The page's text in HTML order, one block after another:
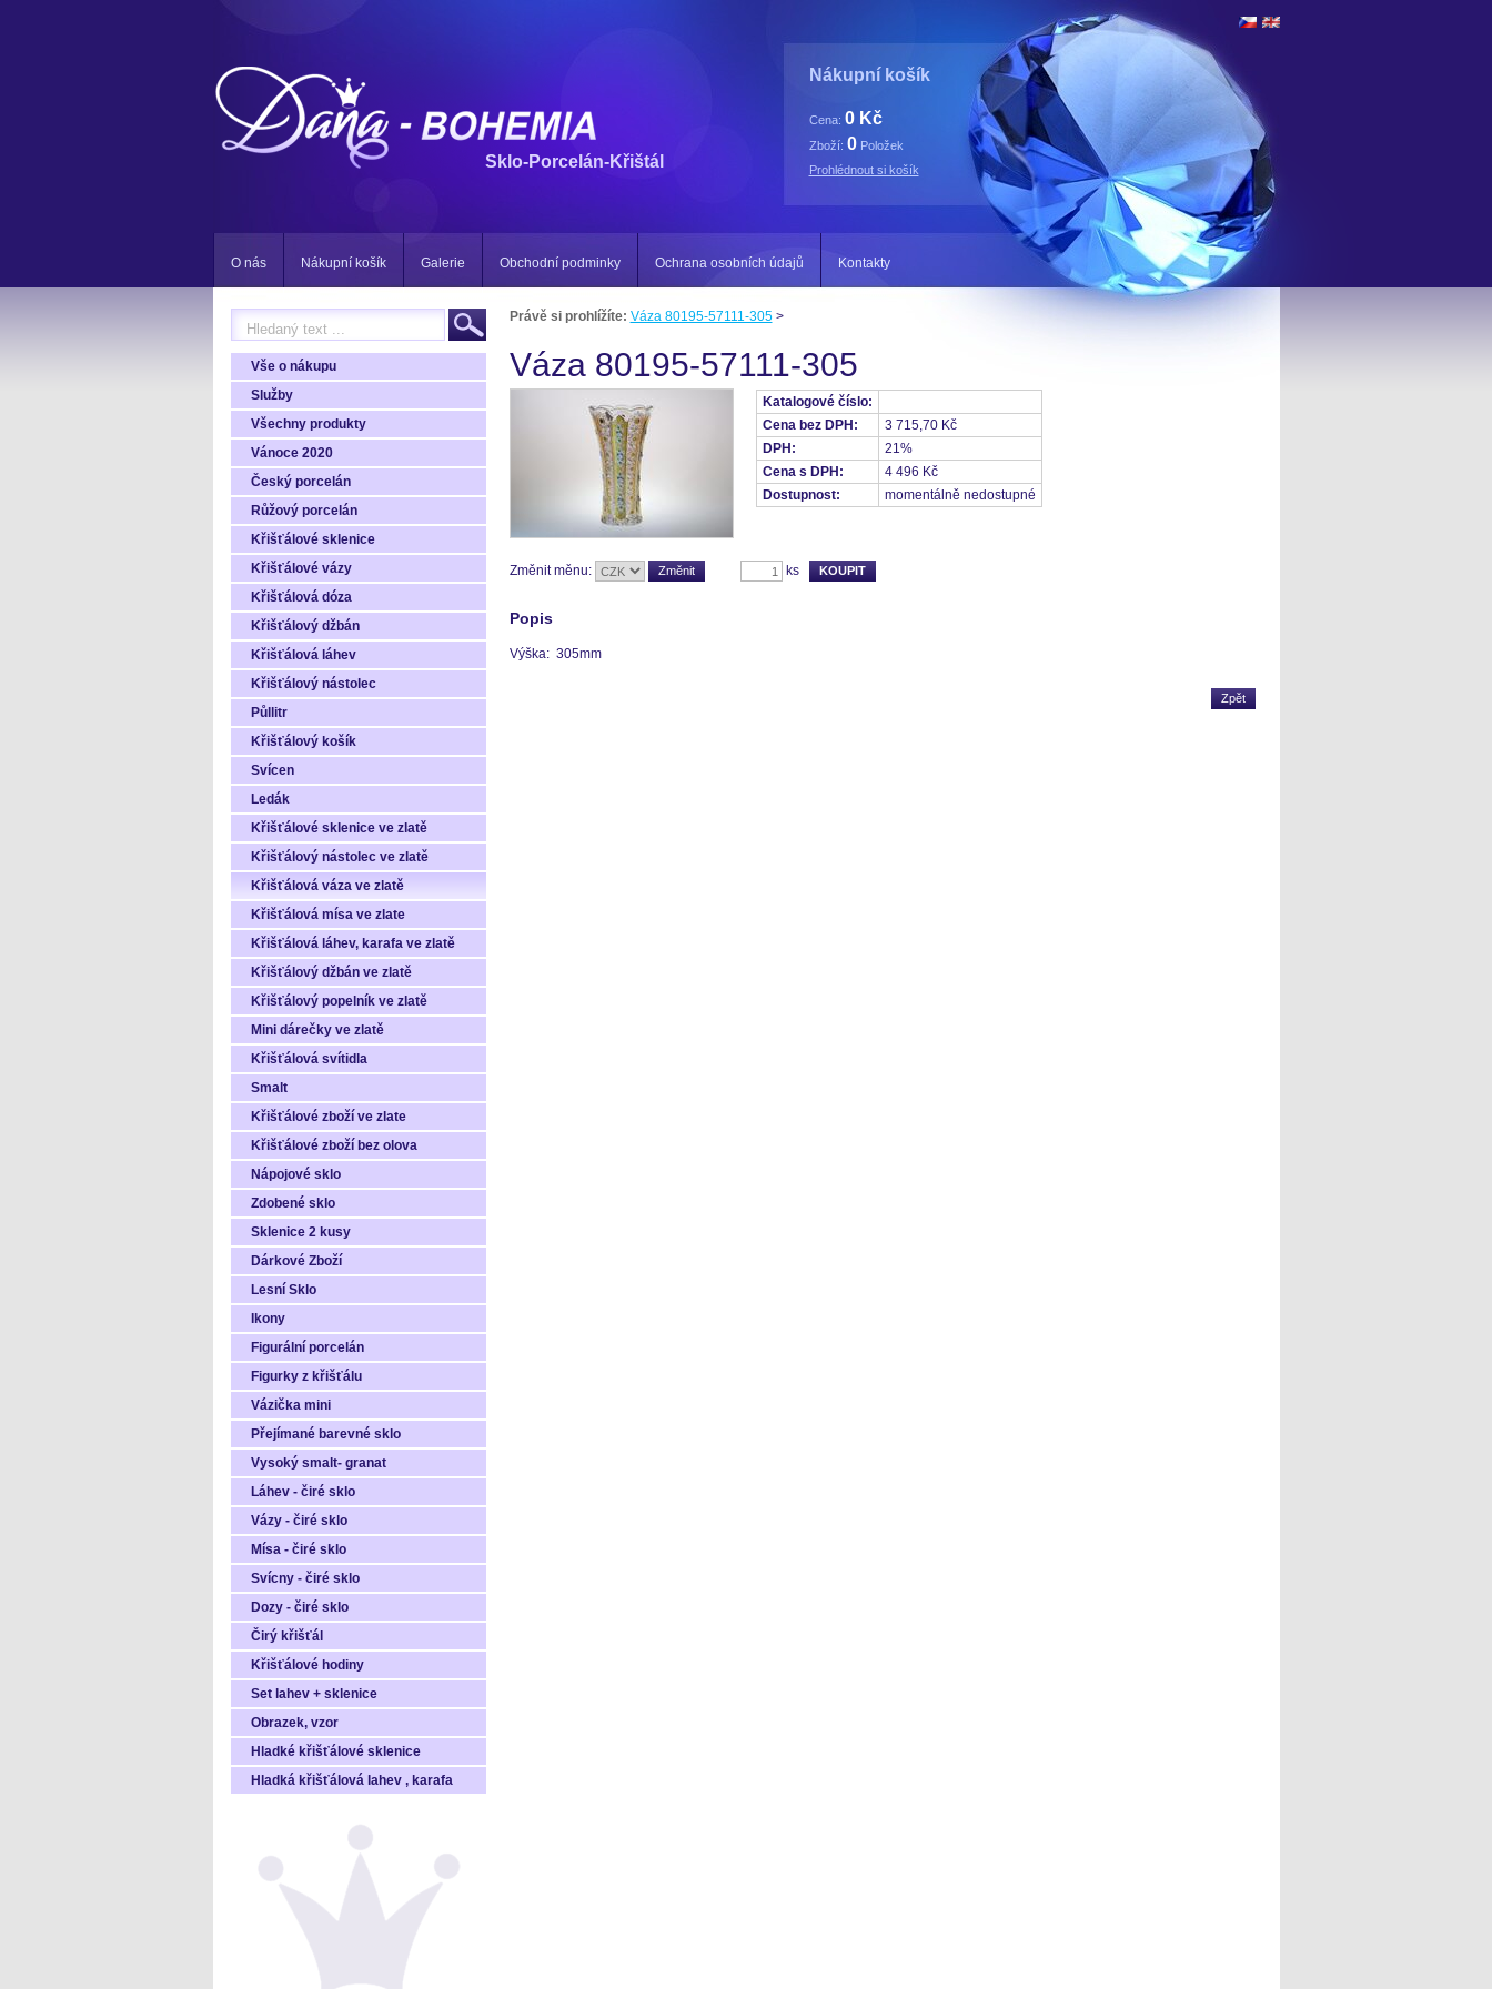
Sklo-Porcelán-Křištál
Nákupní košík
Cena: 0 Kč
Zboží: 0Položek
Prohlédnout si košík
O nás Nákupní košík Galerie Obchodní podminky Ochrana osobních údajů Kontakty
Vše o nákupu
Služby
Všechny produkty
Vánoce 2020
Český porcelán
Růžový porcelán
Křišťálové sklenice
Křišťálové vázy
Křišťálová dóza
Křišťálový džbán
Křišťálová láhev
Křišťálový nástolec
Půllitr
Křišťálový košík
Svícen
Ledák
Křišťálové sklenice ve zlatě
Křišťálový nástolec ve zlatě
Křišťálová váza ve zlatě
Křišťálová mísa ve zlate
Křišťálová láhev, karafa ve zlatě
Křišťálový džbán ve zlatě
Křišťálový popelník ve zlatě
Mini dárečky ve zlatě
Křišťálová svítidla
Smalt
Křišťálové zboží ve zlate
Křišťálové zboží bez olova
Nápojové sklo
Zdobené sklo
Sklenice 2 kusy
Dárkové Zboží
Lesní Sklo
Ikony
Figurální porcelán
Figurky z křišťálu
Vázička mini
Přejímané barevné sklo
Vysoký smalt- granat
Láhev - čiré sklo
Vázy - čiré sklo
Mísa - čiré sklo
Svícny - čiré sklo
Dozy - čiré sklo
Čirý křišťál
Křišťálové hodiny
Set lahev + sklenice
Obrazek, vzor
Hladké křišťálové sklenice
Hladká křišťálová lahev , karafa
Právě si prohlížíte: Váza 80195-57111-305>
Váza 80195-57111-305
Katalogové číslo:
Cena bez DPH:
3 715,70 Kč
DPH:
21%
Cena s DPH:
4 496 Kč
Dostupnost:
momentálně nedostupné
Změnit měnu: ks
Popis
Výška: 305mm